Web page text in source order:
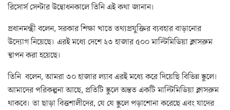
রিসোর্স সেন্টার উদ্বোধনকালে তিনি এই কথা জানান।
প্রধানমন্ত্রী বলেন, সরকার শিক্ষা খাতে তথ্যপ্রযুক্তির ব্যবহার বাড়ানোর
উদ্যোগ নিয়েছে। এরই মধ্যে দেশে ২৩ হাজার ৫০০ মাল্টিমিডিয়া ক্লাসরুম
স্থাপন করা হয়েছে।
তিনি বলেন, আমরা ৩০ হাজার ল্যাব এরই মধ্যে করে দিয়েছি বিভিন্ন স্কুলে।
আমাদের পরিকল্পনা আছে, প্রতিটি স্কুলে অন্তত একটি মাল্টিমিডিয়া ক্লাসরুম
থাকবে। তা ছাড়া বিত্তশালীদের, যে যে স্কুলে পড়াশোনা করেছে এবং যাদের